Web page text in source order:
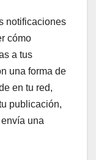
notificaciones
cómo
a tus
una forma de
en tu red,
publicación,
una